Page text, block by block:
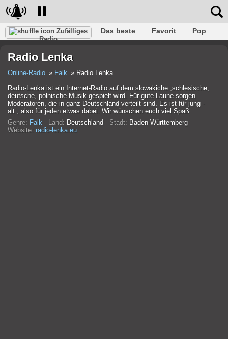
Zufälliges
Radio
Das beste Favorit
Pop
Rap
Trans
Radio Lenka
Online-Radio Falk
Radio Lenka
Radio-Lenka ist ein Internet-Radio auf dem slowakiche ,schlesische,
deutsche, polnische Musik gespielt wird. Für gute Laune sorgen
Moderatoren, die in ganz Deutschland verteilt sind. Es ist für jung -
alt , also für jeden etwas dabei. Wir wünschen euch viel Spaß
Genre: Falk Land: Deutschland Stadt: Baden-Württemberg
Website: radio-lenka.eu